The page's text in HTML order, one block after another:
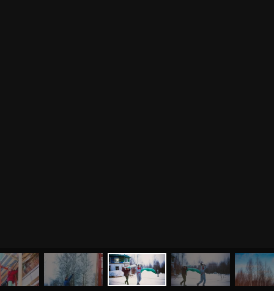
ЙОГА СЕМИНАРЫ МЕНЮ О НАС МАГАЗИН